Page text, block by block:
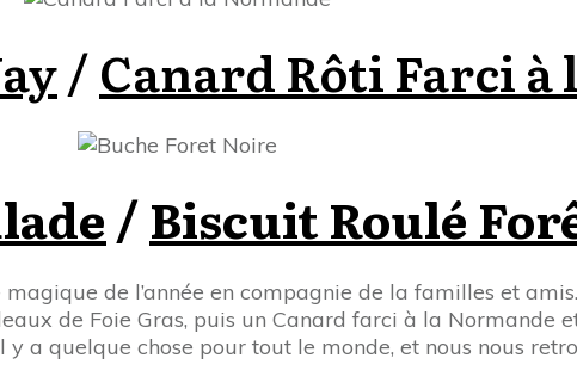
/Canard Rôti Farci à
/Biscuit Roulé
de l’année en compagnie de la familles et
de Foie Gras, puis un Canard farci à la Normande
a quelque chose pour tout le monde, et nous nous